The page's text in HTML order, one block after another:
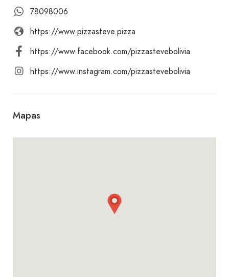
78098006
https://www.pizzasteve.pizza
https://www.facebook.com/pizzastevebolivia
https://www.instagram.com/pizzastevebolivia
Mapas